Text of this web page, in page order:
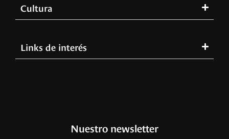
Cultura
Links de interés
Nuestro newsletter